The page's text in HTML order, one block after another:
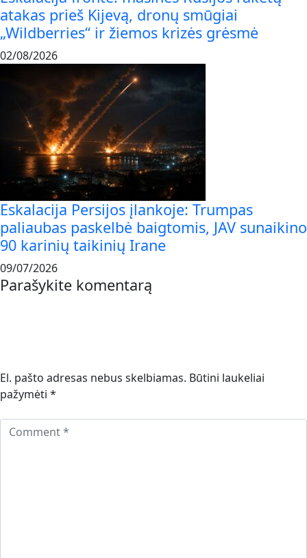
atakas prieš Kijevą, dronų smūgiai
„Wildberries“ ir žiemos krizės grėsmė
02/08/2026
Eskalacija Persijos įlankoje: Trumpas
paliaubas paskelbė baigtomis, JAV sunaikino
90 karinių taikinių Irane
09/07/2026
Parašykite komentarą
El. pašto adresas nebus skelbiamas. Būtini laukeliai
pažymėti *